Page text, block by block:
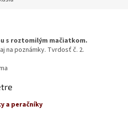
s roztomilým mačiatkom.
aj na poznámky. Tvrdosť č. 2.
a peračníky